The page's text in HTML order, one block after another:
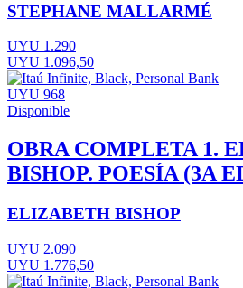
STEPHANE MALLARMÉ
UYU 1.290
UYU 1.096,50
UYU 968
Disponible
OBRA COMPLETA 1.
BISHOP. POESÍA (3A
ELIZABETH BISHOP
UYU 2.090
UYU 1.776,50